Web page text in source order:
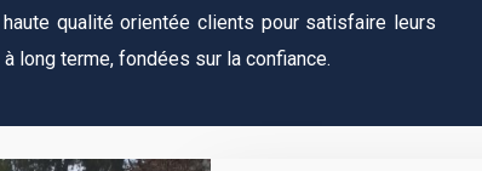
qualité orientée clients pour satisfaire leurs
long terme, fondées sur la confiance.